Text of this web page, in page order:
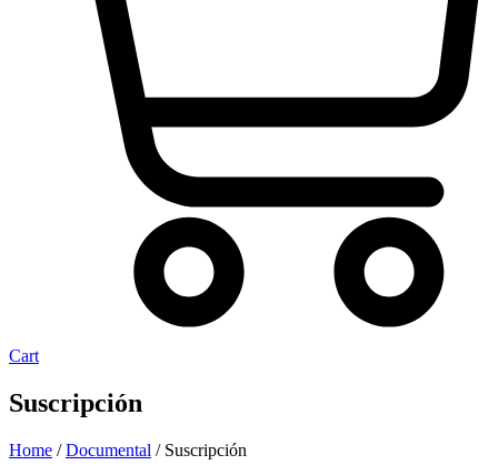
Cart
Suscripción
Home /Documental / Suscripción